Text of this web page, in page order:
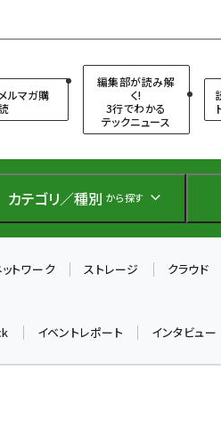
メルマガ購
編集部が読み解
く!
3行でわかる
テックニュース
カテゴリ／種別 から探す
トワーク ストレージ クラウド
イベントレポート インタビュー